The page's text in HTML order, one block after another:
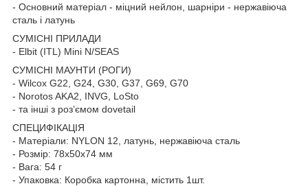
- Основний матеріал - міцний нейлон, шарніри - нержавіюча
сталь і латунь
СУМІСНІ ПРИЛАДИ
- Elbit (ITL) Mini N/SEAS
СУМІСНІ МАУНТИ (РОГИ)
- Wilcox G22, G24, G30, G37, G69, G70
- Norotos AKA2, INVG, LoSto
- та інші з роз’ємом dovetail
СПЕЦИФІКАЦІЯ
- Матеріали: NYLON 12, латунь, нержавіюча сталь
- Розмір: 78х50х74 мм
- Вага: 54 г
- Упаковка: Коробка картонна, містить 1шт.